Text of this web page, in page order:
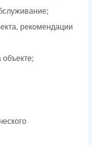
рекомендации